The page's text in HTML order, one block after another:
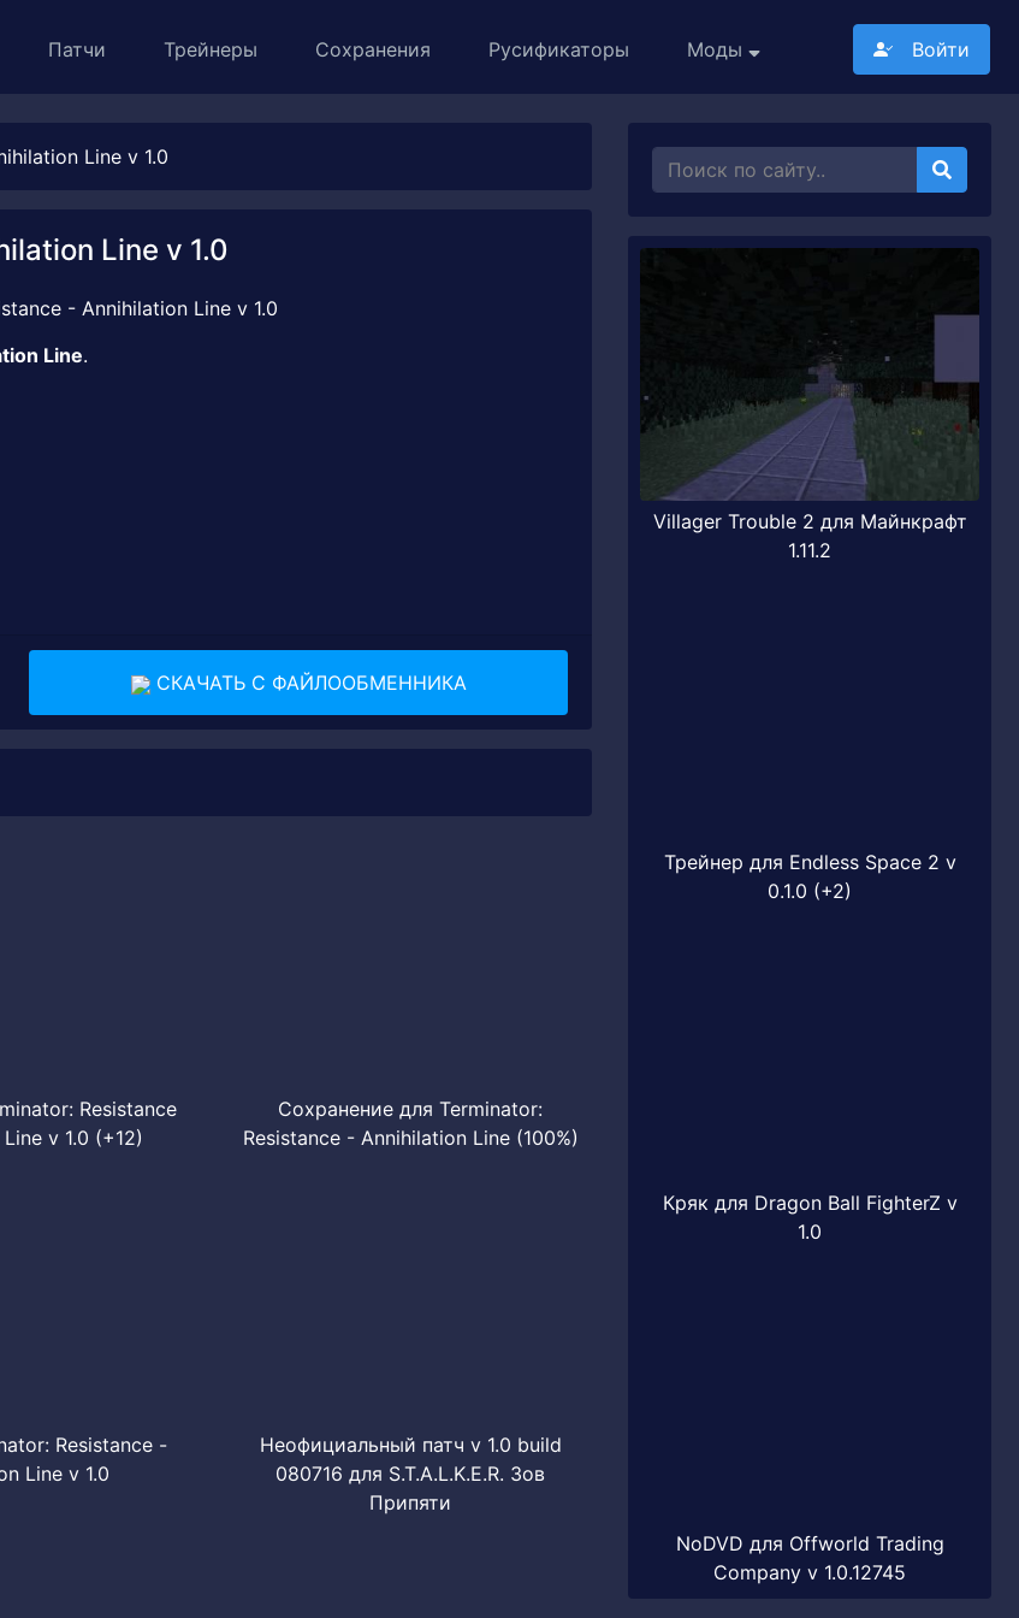
Патчи Трейнеры Сохранения Русификаторы Моды Войти
Line v 1.0
Line v 1.0
Line.
СКАЧАТЬ С ФАЙЛООБМЕННИКА
Resistance
v 1.0 (+12)
Сохранение для Terminator:
Resistance - Annihilation Line (100%)
Resistance -
Line v 1.0
Неофициальный патч v 1.0 build
080716 для S.T.A.L.K.E.R. Зов
Припяти
Villager Trouble 2 для Майнкрафт
1.11.2
Трейнер для Endless Space 2 v
0.1.0 (+2)
Кряк для Dragon Ball FighterZ v
1.0
NoDVD для Offworld Trading
Company v 1.0.12745